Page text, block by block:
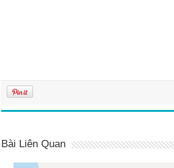
Bài Liên Quan